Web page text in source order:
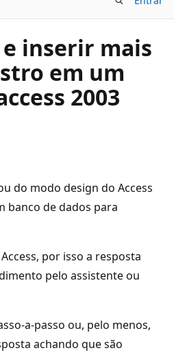
inserir mais
em um
2003
do modo design do Access
banco de dados para
por isso a resposta
pelo assistente ou
a-passo ou, pelo menos,
achando que são